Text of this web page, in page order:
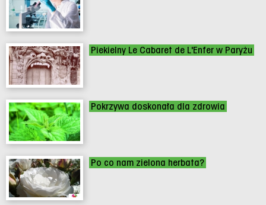
Piekielny Le Cabaret de L'Enfer w Paryżu
Pokrzywa doskonała dla zdrowia
Po co nam zielona herbata?